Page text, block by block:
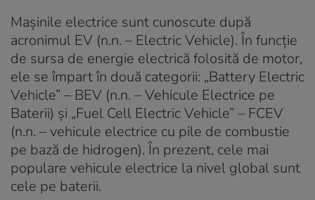
Mașinile electrice sunt cunoscute după
acronimul EV (n.n. – Electric Vehicle). În funcție
de sursa de energie electrică folosită de motor,
ele se împart în două categorii: „Battery Electric
Vehicle” – BEV (n.n. – Vehicule Electrice pe
Baterii) și „Fuel Cell Electric Vehicle” – FCEV
(n.n. – vehicule electrice cu pile de combustie
pe bază de hidrogen). În prezent, cele mai
populare vehicule electrice la nivel global sunt
cele pe baterii.